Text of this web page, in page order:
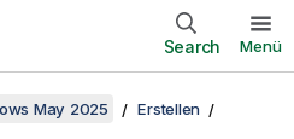
Search Menü
May 2025
Erstellen